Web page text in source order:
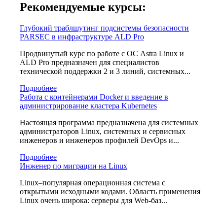
Рекомендуемые курсы:
Глубокий траблшутинг подсистемы безопасности
PARSEC в инфраструктуре ALD Pro
Продвинутый курс по работе с ОС Astra Linux и
ALD Pro предназначен для специалистов
технической поддержки 2 и 3 линий, системных...
Подробнее
Работа с контейнерами Docker и введение в
администрирование кластера Kubernetes
Настоящая программа предназначена для системных
администраторов Linux, системных и сервисных
инженеров и инженеров профилей DevOps и...
Подробнее
Инженер по миграции на Linux
Linux–популярная операционная система с
открытыми исходными кодами. Область применения
Linux очень широка: серверы для Web-баз...